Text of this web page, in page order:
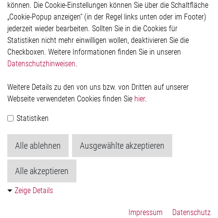
Impressum
Datenschutzerklärung
Cookie-Popup anzeigen
Elmos Semiconductor SE
Werkstättenstraße 18
Telefon: +49 (0) 2171 / 40 183-0
Handelsregister:
Köln HRB 123561
können. Die Cookie-Einstellungen können Sie über die Schaltfläche
„Cookie-Popup anzeigen“ (in der Regel links unten oder im Footer)
jederzeit wieder bearbeiten. Sollten Sie in die Cookies für
Statistiken nicht mehr einwilligen wollen, deaktivieren Sie die
Checkboxen. Weitere Informationen finden Sie in unseren
Datenschutzhinweisen.
Weitere Details zu den von uns bzw. von Dritten auf unserer
Webseite verwendeten Cookies finden Sie hier.
Statistiken
Alle ablehnen Ausgewählte akzeptieren
Alle akzeptieren
Zeige Details
Impressum Datenschutz